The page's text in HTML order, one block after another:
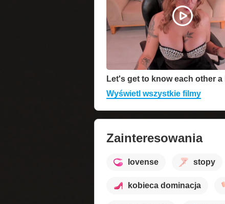
Wyświetl wszystkie filmy
Zainteresowania
lovense stopy
kobieca dominacja